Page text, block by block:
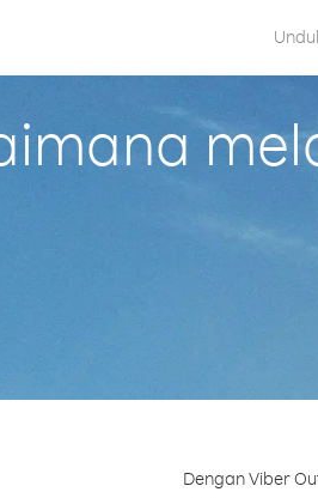
Dengan Viber